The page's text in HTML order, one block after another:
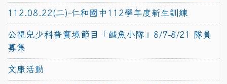
112.08.22(二)-仁和國中112學年度新生訓練
公視兒少科普實境節目「鹹魚小隊」8/7-8/21 隊員
募集
文康活動